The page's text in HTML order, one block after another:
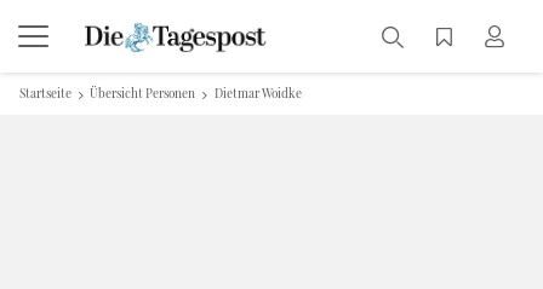
Startseite Übersicht Personen Dietmar Woidke